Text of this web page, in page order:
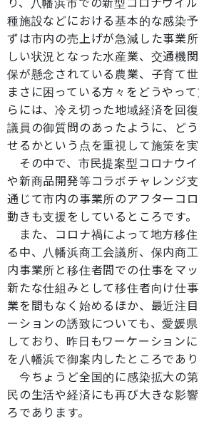
種施設などにおける基本的な感染
ずは市内の売上げが急減した事業
しい状況となった水産業、交通機
保が懸念されている農業、子育て
まさに困っている方々をどうやっ
らには、冷え切った地域経済を回
議員の御質問のあったように、ど
せるかという点を重視して施策を実
その中で、市民提案型コロナウ
や新商品開発等コラボチャレンジ
通じて市内の事業所のアフターコ
動きも支援をしているところです。
また、コロナ禍によって地方移
る中、八幡浜商工会議所、保内商
内事業所と移住者間での仕事をマ
新たな仕組みとして移住者向け仕
業を間もなく始めるほか、最近注
ーションの誘致についても、愛媛
しており、昨日もワーケーション
を八幡浜で御案内したところであり
今ちょうど全国的に感染拡大の
民の生活や経済にも再び大きな影
ろであります。